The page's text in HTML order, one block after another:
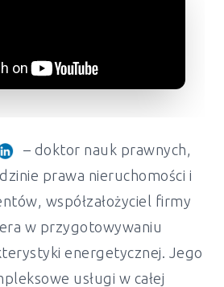
– doktor nauk prawnych,
prawa nieruchomości i
współzałożyciel firmy
w przygotowywaniu
energetycznej. Jego
usługi w całej